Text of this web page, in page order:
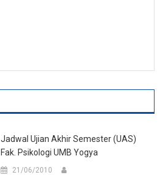
Jadwal Ujian Akhir Semester (UAS)
Fak. Psikologi UMB Yogya
21/06/2010